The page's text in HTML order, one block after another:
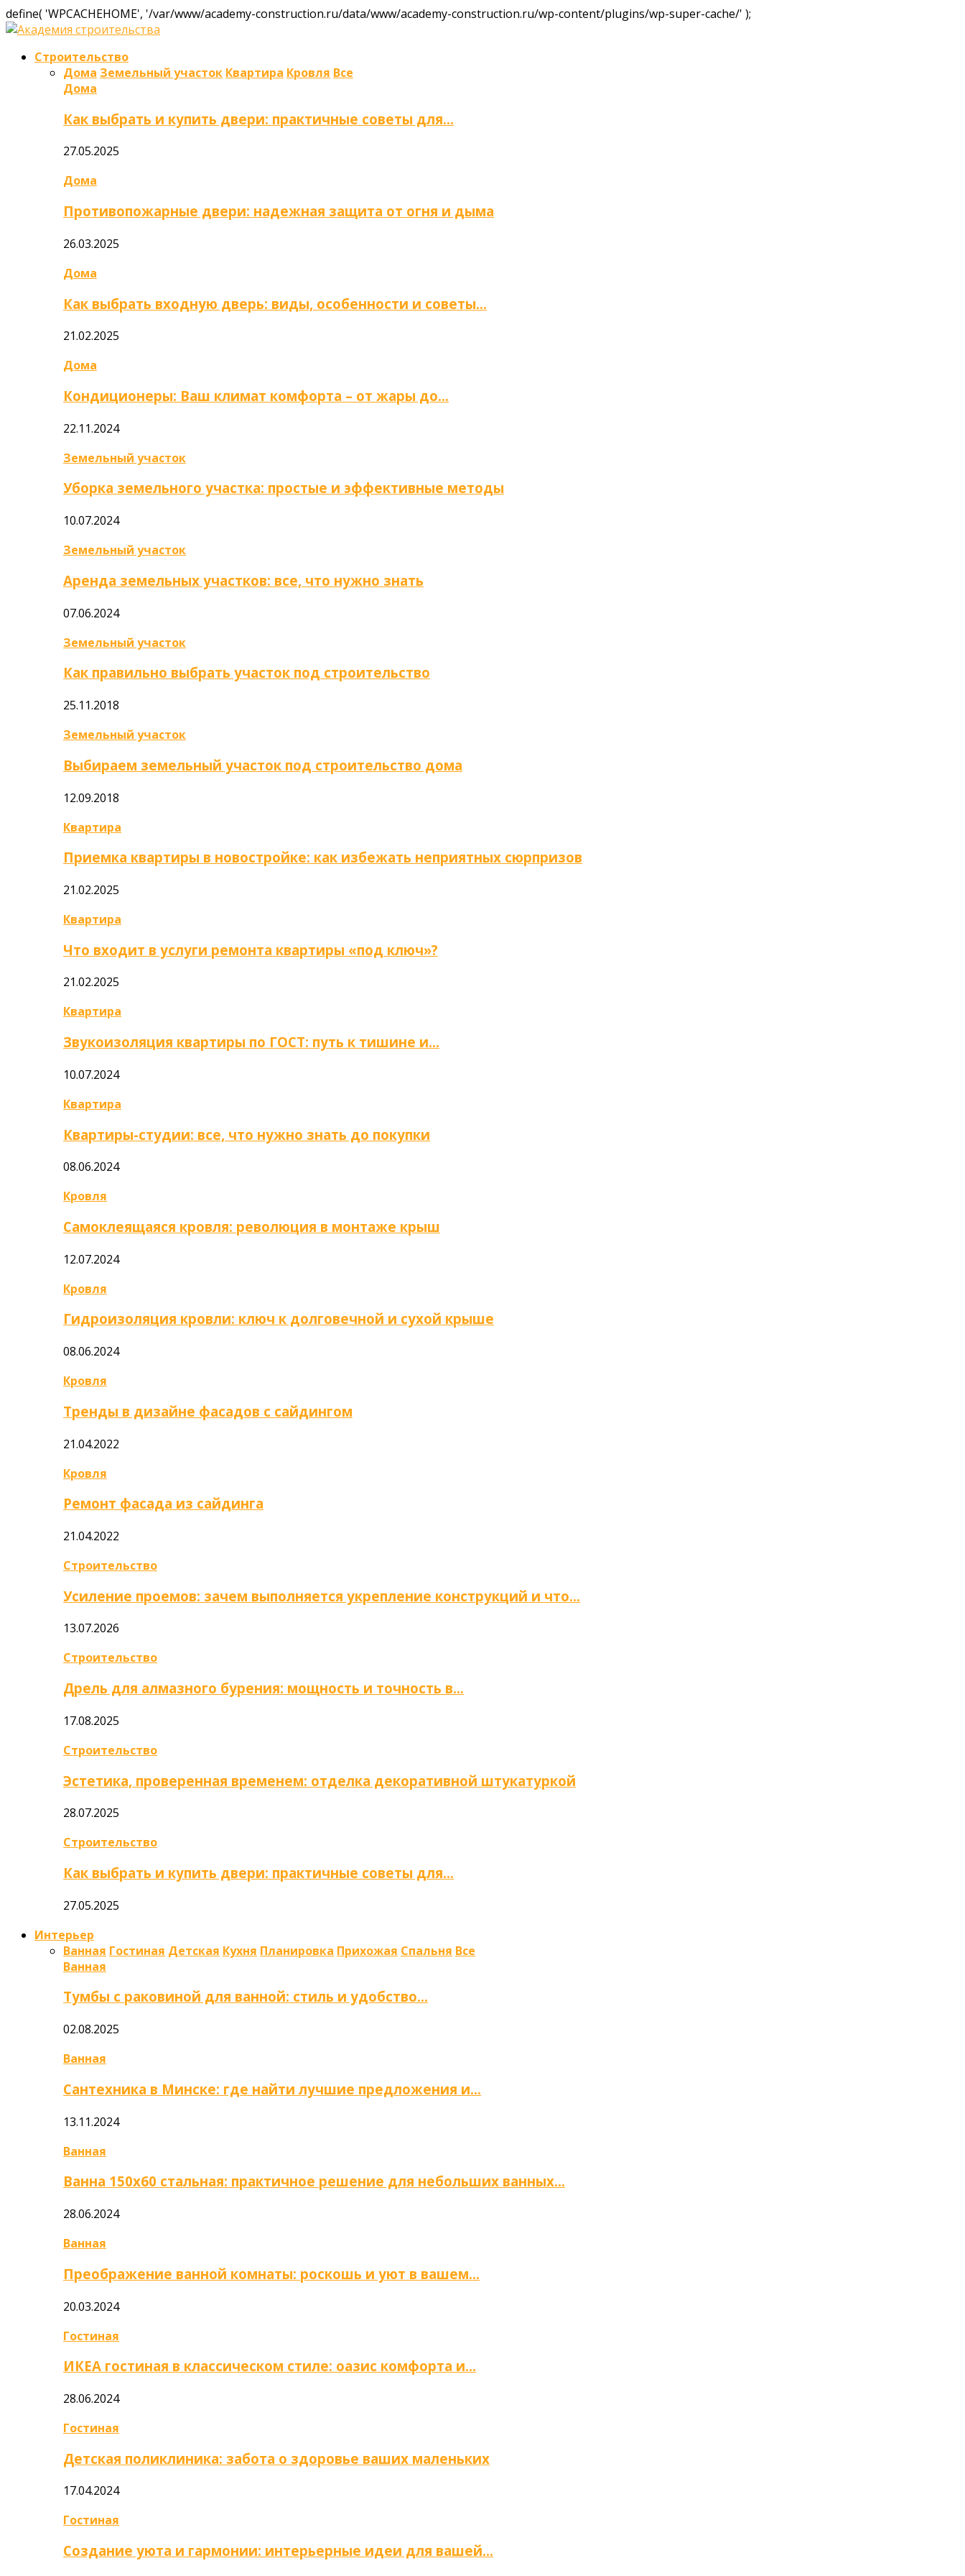
define( 'WPCACHEHOME', '/var/www/academy-construction.ru/data/www/academy-construction.ru/wp-content/plugins/wp-super-cache/' );
Строительство
Дома Земельный участок Квартира Кровля Все
Дома
Как выбрать и купить двери: практичные советы для…
27.05.2025
Дома
Противопожарные двери: надежная защита от огня и дыма
26.03.2025
Дома
Как выбрать входную дверь: виды, особенности и советы…
21.02.2025
Дома
Кондиционеры: Ваш климат комфорта – от жары до…
22.11.2024
Земельный участок
Уборка земельного участка: простые и эффективные методы
10.07.2024
Земельный участок
Аренда земельных участков: все, что нужно знать
07.06.2024
Земельный участок
Как правильно выбрать участок под строительство
25.11.2018
Земельный участок
Выбираем земельный участок под строительство дома
12.09.2018
Квартира
Приемка квартиры в новостройке: как избежать неприятных сюрпризов
21.02.2025
Квартира
Что входит в услуги ремонта квартиры «под ключ»?
21.02.2025
Квартира
Звукоизоляция квартиры по ГОСТ: путь к тишине и…
10.07.2024
Квартира
Квартиры-студии: все, что нужно знать до покупки
08.06.2024
Кровля
Самоклеящаяся кровля: революция в монтаже крыш
12.07.2024
Кровля
Гидроизоляция кровли: ключ к долговечной и сухой крыше
08.06.2024
Кровля
Тренды в дизайне фасадов с сайдингом
21.04.2022
Кровля
Ремонт фасада из сайдинга
21.04.2022
Строительство
Усиление проемов: зачем выполняется укрепление конструкций и что…
13.07.2026
Строительство
Дрель для алмазного бурения: мощность и точность в…
17.08.2025
Строительство
Эстетика, проверенная временем: отделка декоративной штукатуркой
28.07.2025
Строительство
Как выбрать и купить двери: практичные советы для…
27.05.2025
Интерьер
Ванная Гостиная Детская Кухня Планировка Прихожая Спальня Все
Ванная
Тумбы с раковиной для ванной: стиль и удобство…
02.08.2025
Ванная
Сантехника в Минске: где найти лучшие предложения и…
13.11.2024
Ванная
Ванна 150х60 стальная: практичное решение для небольших ванных…
28.06.2024
Ванная
Преображение ванной комнаты: роскошь и уют в вашем…
20.03.2024
Гостиная
ИКЕА гостиная в классическом стиле: оазис комфорта и…
28.06.2024
Гостиная
Детская поликлиника: забота о здоровье ваших маленьких
17.04.2024
Гостиная
Создание уюта и гармонии: интерьерные идеи для вашей…